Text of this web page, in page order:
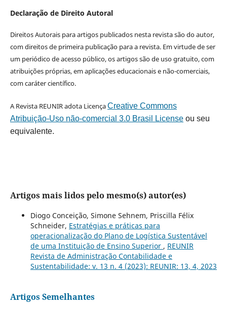
Declaração de Direito Autoral
Direitos Autorais para artigos publicados nesta revista são do autor,
com direitos de primeira publicação para a revista. Em virtude de ser
um periódico de acesso público, os artigos são de uso gratuito, com
atribuições próprias, em aplicações educacionais e não-comerciais,
com caráter científico.
A Revista REUNIR adota LicençaCreative Commons
Atribuição-Uso não-comercial 3.0 Brasil Licenseou seu
equivalente.
Artigos mais lidos pelo mesmo(s) autor(es)
Diogo Conceição, Simone Sehnem, Priscilla Félix
Schneider, Estratégias e práticas para
operacionalização do Plano de Logística Sustentável
de uma Instituição de Ensino Superior , REUNIR
Revista de Administração Contabilidade e
Sustentabilidade: v. 13 n. 4 (2023): REUNIR: 13, 4, 2023
Artigos Semelhantes